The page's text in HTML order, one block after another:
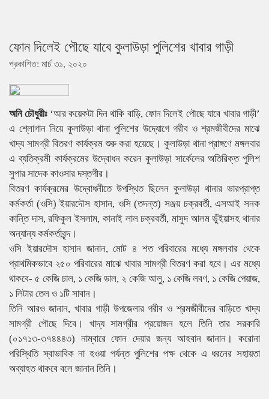
ফোন দিলেই পৌছে যাবে কুলাউড়া পুলিশের খাবার গাড়ী
প্রকাশিত: মার্চ ৩১, ২০২০
অনি চৌধুরীঃ‘আর কয়েকটা দিন থাকি বাড়ি, ফোন দিলেই পৌছে যাবে খাবার গাড়ী’
এ শ্লোগান নিয়ে কুলাউড়া থানা পুলিশের উদ্যোগে গরীব ও শ্রমজীবীদের মাঝে
খাদ্য সামগ্রী বিতরণ কার্যক্রম শুরু করা হয়েছে। কুলাউড়া থানা প্রাঙ্গণে মঙ্গলবার
এ ব্যতিক্রমী কার্যক্রমের উদ্বোধন করেন কুলাউড়া সার্কেলের অতিরিক্ত পুলিশ
সুপার সাদেক কাওসার দস্তগীর।
বিতরণ কার্যক্রমের উদ্বোধনীতে উপস্থিত ছিলেন কুলাউড়া থানার ভারপ্রাপ্ত
কর্মকর্তা (ওসি) ইয়ারদৌস হাসান, ওসি (তদন্ত) সঞ্জয় চক্রবর্তী, এসআই সনক
কান্তি দাস, রফিকুল ইসলাম, কানাই লাল চক্রবর্তী, মাসুদ আলম ভুঁইয়াসহ থানার
অন্যান্য কর্মকর্তাবৃন্দ।
ওসি ইয়ারদৌস হাসান জানান, মোট ৪ শত পরিবারের মধ্যে মঙ্গলবার থেকে
প্রাথমিকভাবে ২৫০ পরিবারের মাঝে খাবার সামগ্রী বিতরণ করা হবে। এর মধ্যে
থাকবে- ৫ কেজি চাল, ১ কেজি ডাল, ২ কেজি আলু, ১ কেজি লবণ, ১ কেজি পেয়াজ,
১ লিটার তেল ও ১টি সাবান।
তিনি আরও জানান, খাবার গাড়ী উপজেলার গরীব ও শ্রমজীবীদের বাড়িতে খাদ্য
সামগ্রী পৌছে দিবে। খাদ্য সামগ্রীর প্রয়োজন হলে তিনি তার সরকারি
(০১৭১৩-৩৭৪৪৪৩) নাম্বারে ফোন দেয়ার জন্য আহবান জানান। করোনা
পরিস্থিতি স্বাভাবিক না হওয়া পর্যন্ত পুলিশের পক্ষ থেকে এ ধরনের সহায়তা
অব্যাহত থাকবে বলে জানান তিনি।